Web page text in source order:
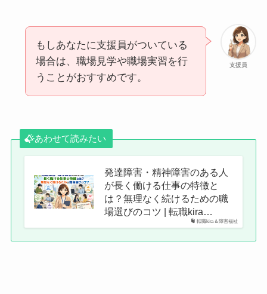
支援員
もしあなたに支援員がついている
場合は、職場見学や職場実習を行
うことがおすすめです。
あわせて読みたい
転職kira＆障害福祉
発達障害・精神障害のある人
が長く働ける仕事の特徴と
は？無理なく続けるための職
場選びのコツ | 転職kira…